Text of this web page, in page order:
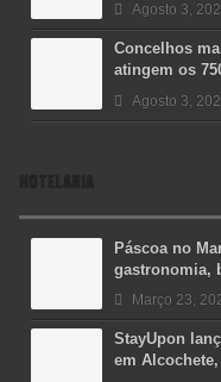
Agosto 3,
Concelhos
atingem os
Agosto 3,
HOTELARIA
Páscoa no
gastronomia,
Março 23,
StayUpon
em